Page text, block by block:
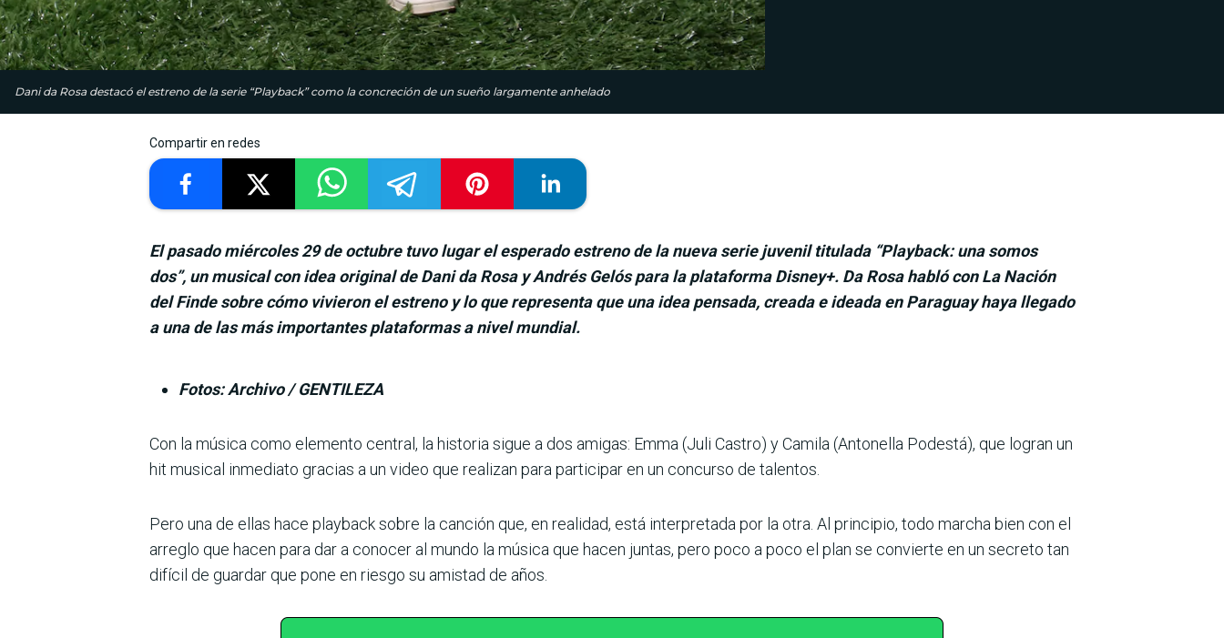
Dani da Rosa destacó el estreno de la serie “Playback” como la concreción de un sueño largamente anhelado
Compartir en redes
El pasado miércoles 29 de octubre tuvo lugar el esperado estreno de la nueva serie juvenil titulada “Playback: una somos
dos”, un musical con idea original de Dani da Rosa y Andrés Gelós para la plataforma Disney+. Da Rosa habló con La Nación
del Finde sobre cómo vivieron el estreno y lo que representa que una idea pensada, creada e ideada en Paraguay haya llegado
a una de las más importantes plataformas a nivel mundial.
Fotos: Archivo / GENTILEZA
Con la música como elemento central, la historia sigue a dos amigas: Emma (Juli Cas­tro) y Camila (Antonella Podestá), que logran un
hit musical inmediato gracias a un video que realizan para participar en un concurso de talentos.
Pero una de ellas hace play­back sobre la canción que, en realidad, está interpre­tada por la otra. Al princi­pio, todo marcha bien con el
arreglo que hacen para dar a conocer al mundo la música que hacen juntas, pero poco a poco el plan se convierte en un secreto tan
difícil de guardar que pone en riesgo su amistad de años.